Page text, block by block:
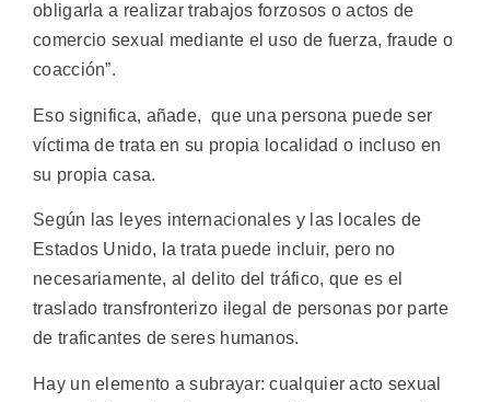
obligarla a realizar trabajos forzosos o actos de
comercio sexual mediante el uso de fuerza, fraude o
coacción”.
Eso significa, añade, que una persona puede ser
víctima de trata en su propia localidad o incluso en
su propia casa.
Según las leyes internacionales y las locales de
Estados Unido, la trata puede incluir, pero no
necesariamente, al delito del tráfico, que es el
traslado transfronterizo ilegal de personas por parte
de traficantes de seres humanos.
Hay un elemento a subrayar: cualquier acto sexual